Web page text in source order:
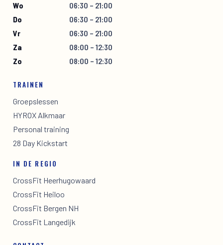
Wo
06:30 – 21:00
Do
06:30 – 21:00
Vr
06:30 – 21:00
Za
08:00 – 12:30
Zo
08:00 – 12:30
TRAINEN
Groepslessen
HYROX Alkmaar
Personal training
28 Day Kickstart
IN DE REGIO
CrossFit Heerhugowaard
CrossFit Heiloo
CrossFit Bergen NH
CrossFit Langedijk